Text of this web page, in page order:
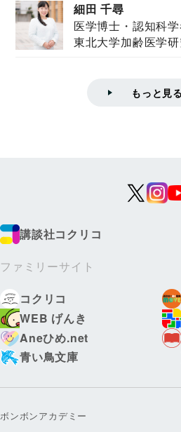
細田 千尋
医学博士・認知科
東北大学加齢医学
もっと見る
講談社コクリコ
ファミリーサイト
コクリコ
WEB げんき
Aneひめ.net
青い鳥文庫
ボンボンアカデミー